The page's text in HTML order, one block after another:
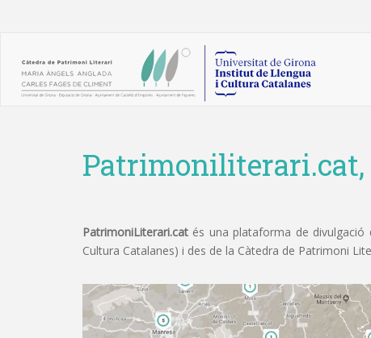
Patrimoniliterari.cat,
PatrimoniLiterari.cat és una plataforma de
Cultura Catalanes) i des de la Càtedra de Patrimoni